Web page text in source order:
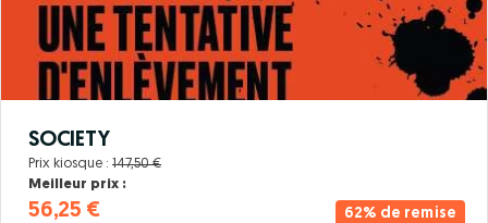
62% de remise
SOCIETY
Prix kiosque : 147,50 €
Meilleur prix :
56,25 €